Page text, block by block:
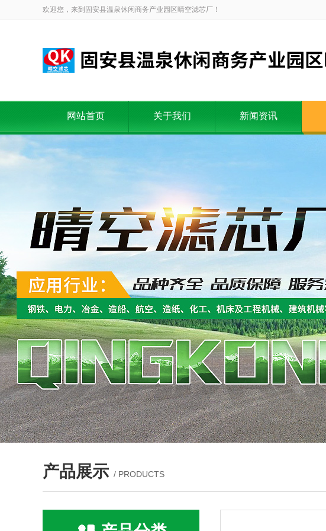
欢迎您，来到固安县温泉休闲商务产业园区晴空滤芯厂！
网站首页 关于我们 新闻资讯
产品展示 / PRODUCTS